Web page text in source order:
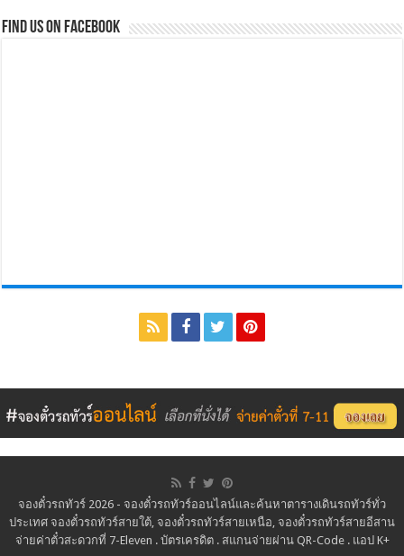
Find us on Facebook
จองตั๋วรถทัวร์ 2026 - จองตั๋วรถทัวร์ออนไลน์และค้นหาตารางเดินรถทัวร์ทั่ว
ประเทศ จองตั๋วรถทัวร์สายใต้, จองตั๋วรถทัวร์สายเหนือ, จองตั๋วรถทัวร์สายอีสาน
จ่ายค่าตั๋วสะดวกที่ 7-Eleven . บัตรเครดิต . สแกนจ่ายผ่าน QR-Code . แอป K+